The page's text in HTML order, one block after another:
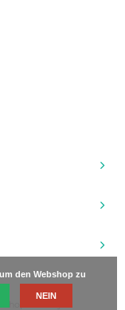
den Webshop zu
NEIN